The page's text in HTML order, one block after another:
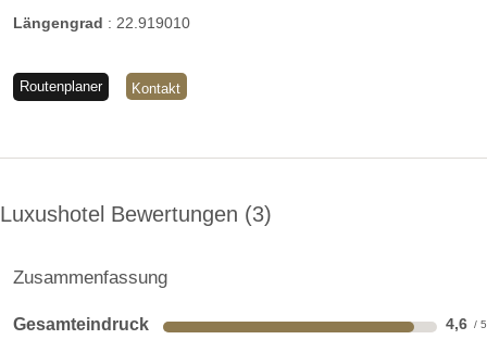
Längengrad : 22.919010
Routenplaner Kontakt
Luxushotel Bewertungen 3
Zusammenfassung
Gesamteindruck 4,6